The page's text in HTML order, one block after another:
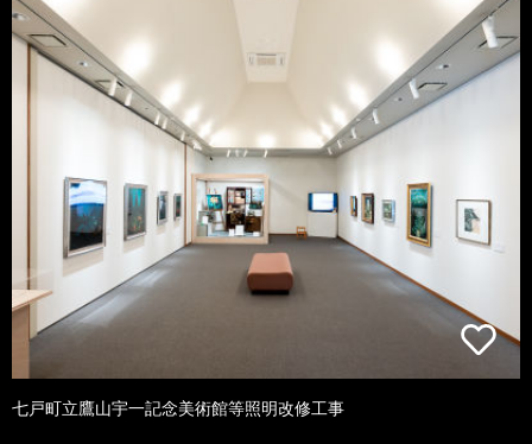
七戸町立鷹山宇一記念美術館等照明改修工事